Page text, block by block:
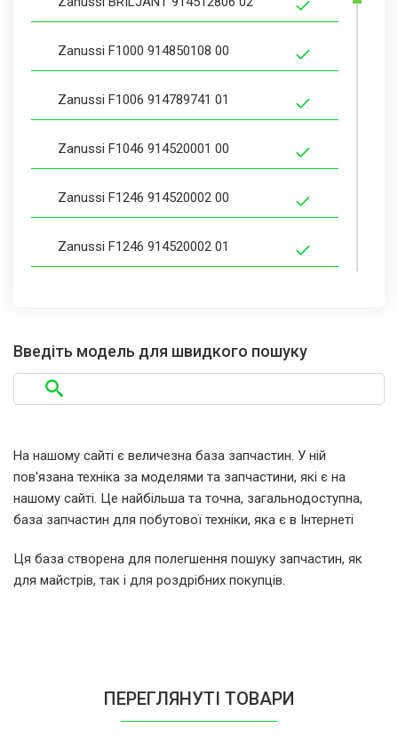
Zanussi F1000 914850108 00
Zanussi F1006 914789741 01
Zanussi F1046 914520001 00
Zanussi F1246 914520002 00
Zanussi F1246 914520002 01
Zanussi F1247 914521009 00
Zanussi F1406 914780594 01
Zanussi F1446 914521008 02
Введіть модель для швидкого пошуку
На нашому сайті є величезна база запчастин. У ній
пов'язана техніка за моделями та запчастини, які є на
нашому сайті. Це найбільша та точна, загальнодоступна,
база запчастин для побутової техніки, яка є в Інтернеті
Ця база створена для полегшення пошуку запчастин, як
для майстрів, так і для роздрібних покупців.
ПЕРЕГЛЯНУТІ ТОВАРИ